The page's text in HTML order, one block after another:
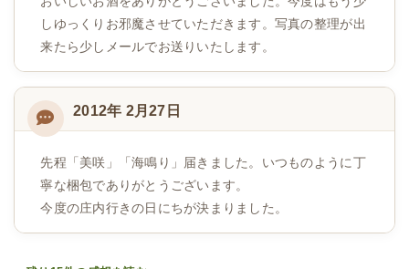
しゆっくりお邪魔させていただきます。写真の整理が出
来たら少しメールでお送りいたします。
2012年 2月27日
先程「美咲」「海鳴り」届きました。いつものように丁
寧な梱包でありがとうございます。
今度の庄内行きの日にちが決まりました。